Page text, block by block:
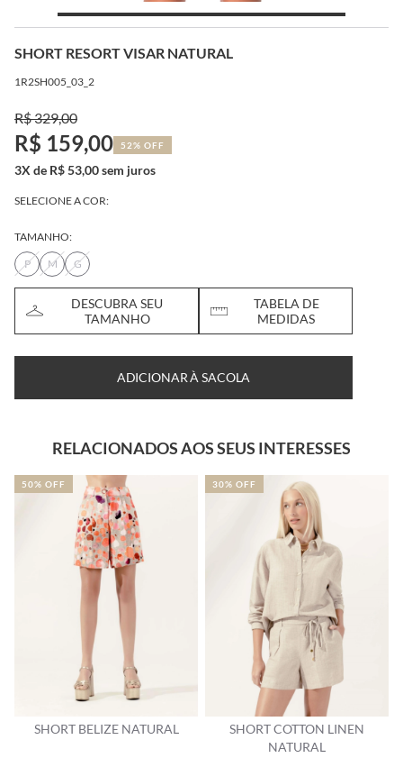
SHORT RESORT VISAR NATURAL
1R2SH005_03_2
R$ 329,00
R$ 159,00 52% OFF
3X de R$ 53,00 sem juros
SELECIONE A COR:
TAMANHO:
P
M G
DESCUBRA SEU
TAMANHO
TABELA DE
MEDIDAS
ADICIONAR À SACOLA
RELACIONADOS AOS SEUS INTERESSES
SHORT BELIZE NATURAL
50% OFF
SHORT COTTON LINEN
NATURAL
30% OFF